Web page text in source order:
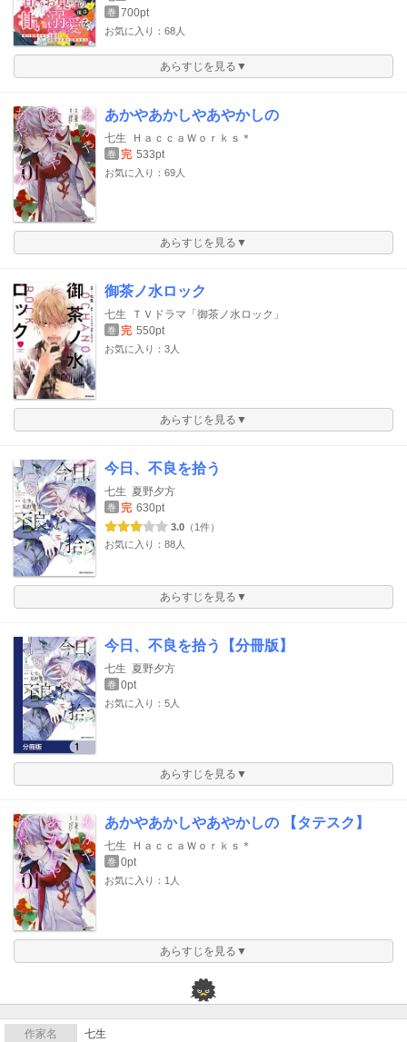
巻 700pt
お気に入り：68人
あらすじを見る▼
あかやあかしやあやかしの
七生 ＨａｃｃａＷｏｒｋｓ＊
巻 完 533pt
お気に入り：69人
あらすじを見る▼
御茶ノ水ロック
七生 ＴＶドラマ「御茶ノ水ロック」
巻 完 550pt
お気に入り：3人
あらすじを見る▼
今日、不良を拾う
七生 夏野夕方
巻 完 630pt
3.0 （1件）
お気に入り：88人
あらすじを見る▼
今日、不良を拾う【分冊版】
七生 夏野夕方
巻 0pt
お気に入り：5人
あらすじを見る▼
あかやあかしやあやかしの 【タテスク】
七生 ＨａｃｃａＷｏｒｋｓ＊
巻 0pt
お気に入り：1人
あらすじを見る▼
作家名 七生